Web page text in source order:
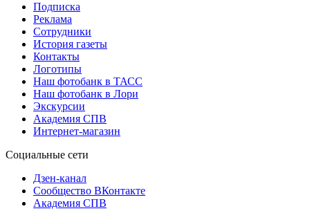
Подписка
Реклама
Сотрудники
История газеты
Контакты
Логотипы
Наш фотобанк в ТАСС
Наш фотобанк в Лори
Экскурсии
Академия СПВ
Интернет-магазин
Социальные сети
Дзен-канал
Сообщество ВКонтакте
Академия СПВ